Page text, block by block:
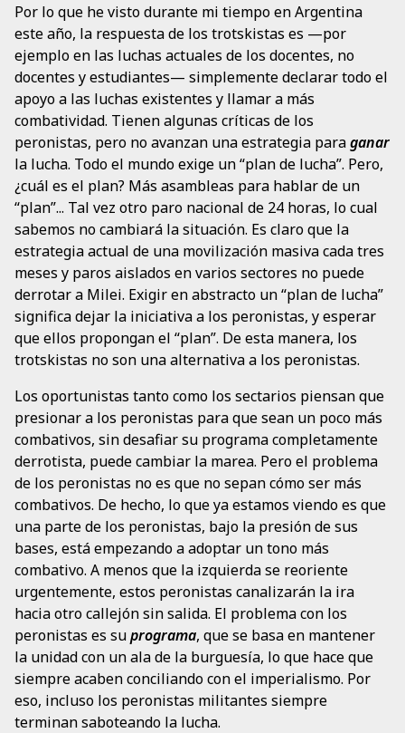
Por lo que he visto durante mi tiempo en Argentina
este año, la respuesta de los trotskistas es —por
ejemplo en las luchas actuales de los docentes, no
docentes y estudiantes— simplemente declarar todo el
apoyo a las luchas existentes y llamar a más
combatividad. Tienen algunas críticas de los
peronistas, pero no avanzan una estrategia paraganar
la lucha. Todo el mundo exige un “plan de lucha”. Pero,
¿cuál es el plan? Más asambleas para hablar de un
“plan”... Tal vez otro paro nacional de 24 horas, lo cual
sabemos no cambiará la situación. Es claro que la
estrategia actual de una movilización masiva cada tres
meses y paros aislados en varios sectores no puede
derrotar a Milei. Exigir en abstracto un “plan de lucha”
significa dejar la iniciativa a los peronistas, y esperar
que ellos propongan el “plan”. De esta manera, los
trotskistas no son una alternativa a los peronistas.
Los oportunistas tanto como los sectarios piensan que
presionar a los peronistas para que sean un poco más
combativos, sin desafiar su programa completamente
derrotista, puede cambiar la marea. Pero el problema
de los peronistas no es que no sepan cómo ser más
combativos. De hecho, lo que ya estamos viendo es que
una parte de los peronistas, bajo la presión de sus
bases, está empezando a adoptar un tono más
combativo. A menos que la izquierda se reoriente
urgentemente, estos peronistas canalizarán la ira
hacia otro callejón sin salida. El problema con los
peronistas es suprograma, que se basa en mantener
la unidad con un ala de la burguesía, lo que hace que
siempre acaben conciliando con el imperialismo. Por
eso, incluso los peronistas militantes siempre
terminan saboteando la lucha.